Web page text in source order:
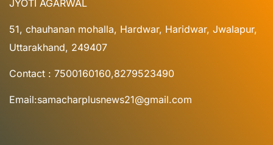
JYOTI AGARWAL
51, chauhanan mohalla, Hardwar, Haridwar, Jwalapur,
Uttarakhand, 249407
Contact : 7500160160,8279523490
Email:samacharplusnews21@gmail.com